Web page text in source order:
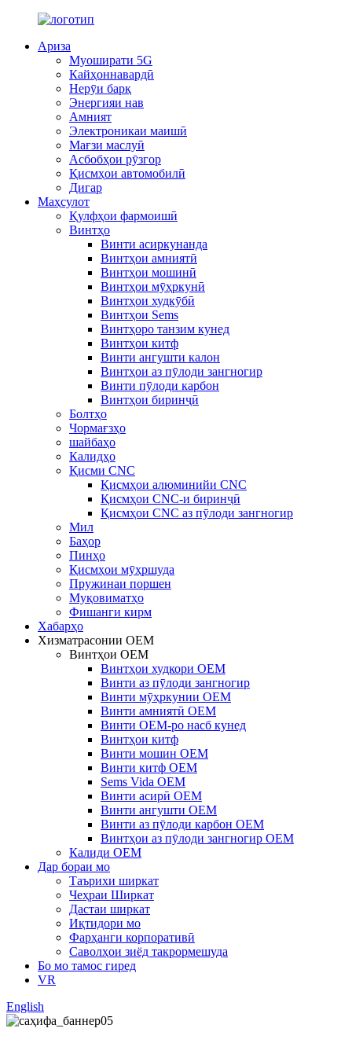
Ариза
Муоширати 5G
Кайҳоннавардӣ
Нерӯи барқ
Энергияи нав
Амният
Электроникаи маишӣ
Мағзи маслуӣ
Асбобҳои рӯзгор
Қисмҳои автомобилӣ
Дигар
Маҳсулот
Қулфҳои фармоишӣ
Винтҳо
Винти асиркунанда
Винтҳои амниятӣ
Винтҳои мошинӣ
Винтҳои мӯҳркунӣ
Винтҳои худкӯбӣ
Винтҳои Sems
Винтҳоро танзим кунед
Винтҳои китф
Винти ангушти калон
Винтҳои аз пӯлоди зангногир
Винти пӯлоди карбон
Винтҳои биринҷӣ
Болтҳо
Чормағзҳо
шайбаҳо
Калидҳо
Қисми CNC
Қисмҳои алюминийи CNC
Қисмҳои CNC-и биринҷӣ
Қисмҳои CNC аз пӯлоди зангногир
Мил
Баҳор
Пинҳо
Қисмҳои мӯҳршуда
Пружинаи поршен
Муқовиматҳо
Фишанги кирм
Хабарҳо
Хизматрасонии OEM
Винтҳои OEM
Винтҳои худкори OEM
Винти аз пӯлоди зангногир
Винти мӯҳркунии OEM
Винти амниятӣ OEM
Винти OEM-ро насб кунед
Винтҳои китф
Винти мошин OEM
Винти китф OEM
Sems Vida OEM
Винти асирӣ OEM
Винти ангушти OEM
Винти аз пӯлоди карбон OEM
Винтҳои аз пӯлоди зангногир OEM
Калиди OEM
Дар бораи мо
Таърихи ширкат
Чеҳраи Ширкат
Дастаи ширкат
Иқтидори мо
Фарҳанги корпоративӣ
Саволҳои зиёд такрормешуда
Бо мо тамос гиред
VR
English